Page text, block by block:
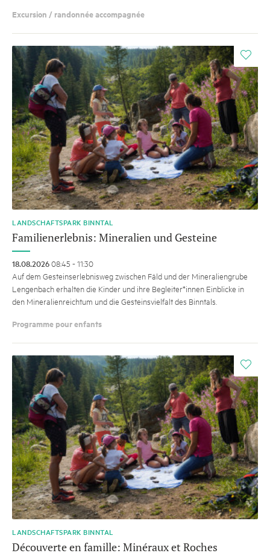
Excursion / randonnée accompagnée
i
LANDSCHAFTSPARK BINNTAL
Familienerlebnis: Mineralien und Gesteine
18.08.202608:45 - 11:30
Auf dem Gesteinserlebnisweg zwischen Fäld und der Mineraliengrube
Lengenbach erhalten die Kinder und ihre Begleiter*innen Einblicke in
den Mineralienreichtum und die Gesteinsvielfalt des Binntals.
Programme pour enfants
i
LANDSCHAFTSPARK BINNTAL
Découverte en famille: Minéraux et Roches